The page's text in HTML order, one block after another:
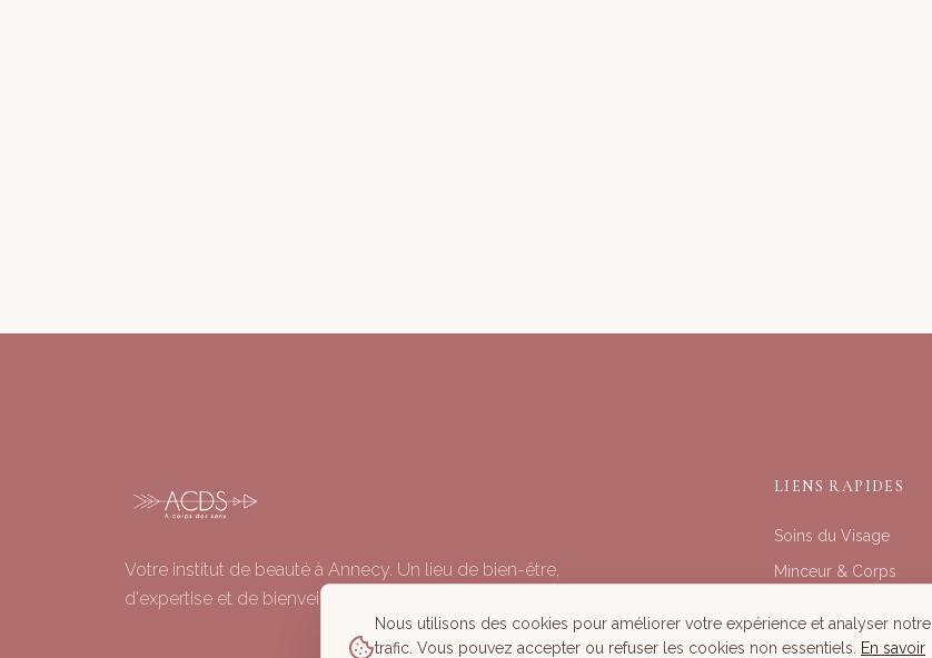
Votre institut de beauté à Annecy. Un lieu de bien-être,
d'expertise et de bienveillance depuis 2006.
LIENS RAPIDES
Soins du Visage
Minceur & Corps
Tous nos Soins
Nous utilisons des cookies pour améliorer votre expérience et analyser notre
trafic. Vous pouvez accepter ou refuser les cookies non essentiels.
En savoir